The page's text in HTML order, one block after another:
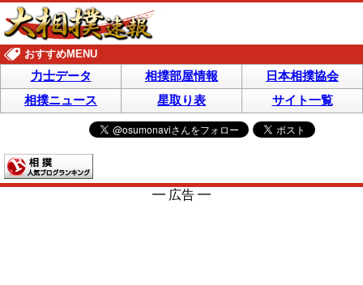
おすすめMENU
力士データ 相撲部屋情報
日本相撲協会
相撲ニュース
星取り表 サイト一覧
━ 広告 ━